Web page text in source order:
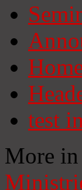
test
More in